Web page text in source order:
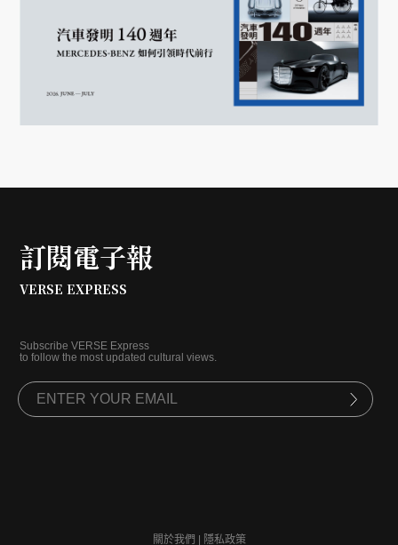
訂閱電子報
VERSE EXPRESS
Subscribe VERSE Express
to follow the most updated cultural views.
關於我們 | 隱私政策